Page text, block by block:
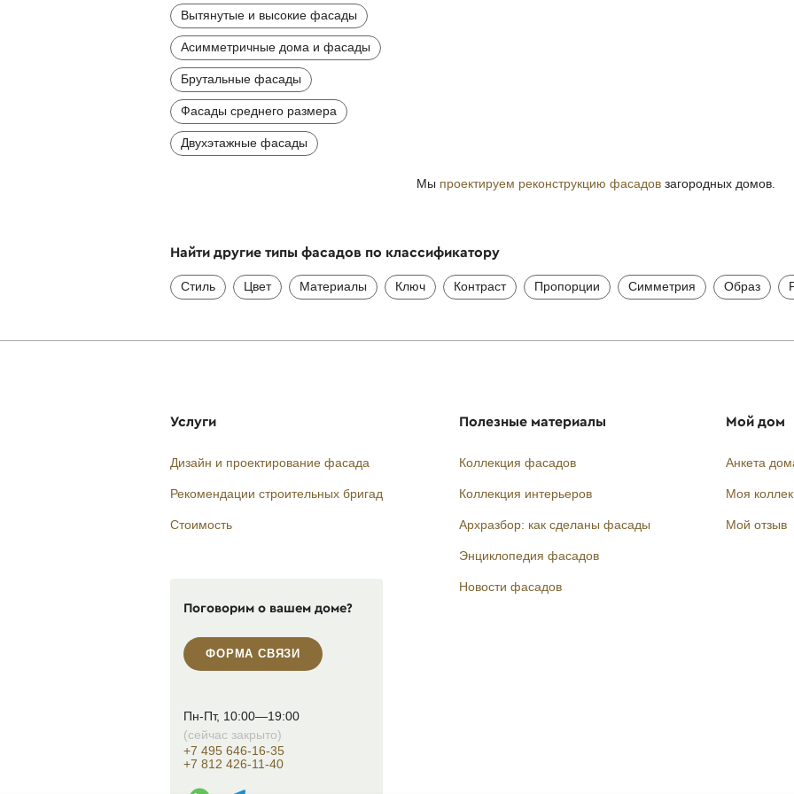
Вытянутые и высокие фасады
Асимметричные дома и фасады
Брутальные фасады
Фасады среднего размера
Двухэтажные фасады
Мы проектируем реконструкцию фасадовзагородных домов.
Найти другие типы фасадов по классификатору
Стиль Цвет Материалы Ключ Контраст Пропорции Симметрия Образ
Услуги
Дизайн и проектирование фасада
Рекомендации строительных бригад
Стоимость
Поговорим о вашем доме?
ФОРМА СВЯЗИ
Пн-Пт, 10:00—19:00
(сейчас закрыто)
+7 495 646-16-35
+7 812 426-11-40
WhatsApp контакт
Telegram контакт
Полезные материалы
Коллекция фасадов
Коллекция интерьеров
Архразбор: как сделаны фасады
Энциклопедия фасадов
Новости фасадов
Мой дом
Анкета
Моя
Мой отзыв